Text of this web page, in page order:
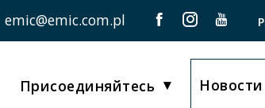
emic@emic.com.pl
Присоединяйтесь Новости